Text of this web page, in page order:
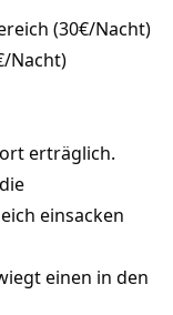
(30€/Nacht)
Nacht)
erträglich.
einsacken
einen in den